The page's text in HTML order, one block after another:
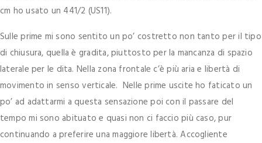
cm ho usato un 441/2 (US11).
Sulle prime mi sono sentito un po’ costretto non tanto per il tipo
di chiusura, quella è gradita, piuttosto per la mancanza di spazio
laterale per le dita. Nella zona frontale c’è più aria e libertà di
movimento in senso verticale. Nelle prime uscite ho faticato un
po’ ad adattarmi a questa sensazione poi con il passare del
tempo mi sono abituato e quasi non ci faccio più caso, pur
continuando a preferire una maggiore libertà. Accogliente